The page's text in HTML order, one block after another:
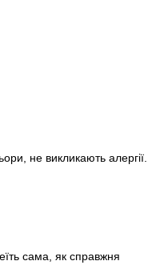
не викликають алергії.
сама, як справжня